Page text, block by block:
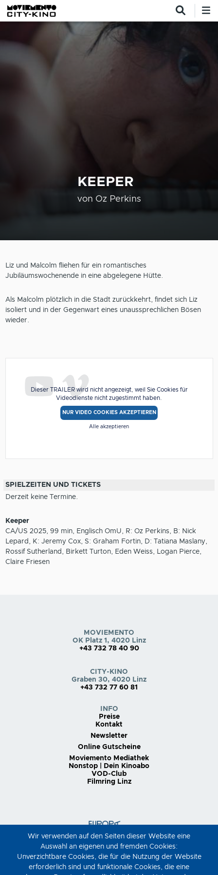
Direkt zum Inhalt
KEEPER
von Oz Perkins
Dieser TRAILER wird nicht angezeigt, weil Sie Cookies für
Videodienste nicht zugestimmt haben.
NUR VIDEO COOKIES AKZEPTIEREN
Alle akzeptieren
Liz und Malcolm fliehen für ein romantisches
Jubiläumswochenende in eine abgelegene Hütte.
Als Malcolm plötzlich in die Stadt zurückkehrt, findet sich Liz
isoliert und in der Gegenwart eines unaussprechlichen Bösen
wieder.
SPIELZEITEN UND TICKETS
Derzeit keine Termine.
Keeper
CA/US 2025, 99 min, Englisch OmU, R: Oz Perkins, B: Nick
Lepard, K: Jeremy Cox, S: Graham Fortin, D: Tatiana Maslany,
Rossif Sutherland, Birkett Turton, Eden Weiss, Logan Pierce,
Claire Friesen
MOVIEMENTO
OK Platz 1, 4020 Linz
+43 732 78 40 90
CITY-KINO
Graben 30, 4020 Linz
+43 732 77 60 81
INFO
Preise
Kontakt
Newsletter
Online Gutscheine
Moviemento Mediathek
Nonstop | Dein Kinoabo
VOD-Club
Filmring Linz
Wir verwenden auf den Seiten dieser Website eine
Auswahl an eigenen und fremden Cookies:
Unverzichtbare Cookies, die für die Nutzung der Website
erforderlich sind und funktionale Cookies, die eine